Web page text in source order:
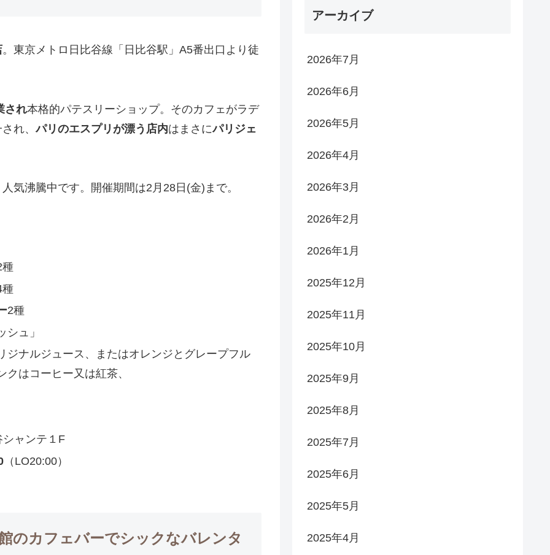
。東京メトロ日比谷線「日比谷駅」A5番出口より徒
され本格的パテスリーショップ。そのカフェがラデ
れ、パリのエスプリが漂う店内はまさにパリジェ
気沸騰中です。開催期間は2月28日(金)まで。
種
種
2種
ュ」
ナルジュース、またはオレンジとグレープフル
はコーヒー又は紅茶、
ャンテ１F
（LO20:00）
のカフェバーでシックなバレンタ
アーカイブ
2026年7月
2026年6月
2026年5月
2026年4月
2026年3月
2026年2月
2026年1月
2025年12月
2025年11月
2025年10月
2025年9月
2025年8月
2025年7月
2025年6月
2025年5月
2025年4月